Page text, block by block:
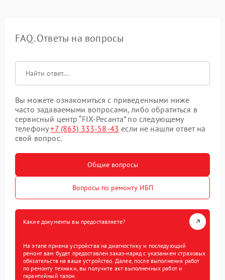
FAQ. Ответы на вопросы
Вы можете ознакомиться с приведенными ниже
часто задаваемыми вопросами, либо обратиться в
сервисный центр “FIX-Ресанта” по следующему
телефону+7 (863) 333-58-43 если не нашли ответ на
свой вопрос.
Общие вопросы
Вопросы по ремонту ИБП
Какие документы вы предоставляете?
На этапе приема устройства на диагностику и последующий
ремонт вам будет предоставлен заказ-наряд с указанием страховых
обязательств на ваше устройство. Далее, после выполнения работ
по ремонту техники, вы получите акт выполненных работ и
гарантийный талон.